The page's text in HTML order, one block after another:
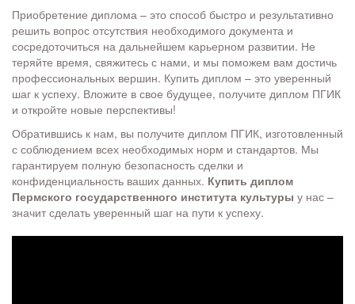
Приобретение диплома – это способ быстро и результативно
решить вопрос отсутствия необходимого документа и
сосредоточиться на дальнейшем карьерном развитии. Не
теряйте время, свяжитесь с нами, и мы поможем вам достичь
профессиональных вершин. Купить диплом – это уверенный
шаг к успеху. Вложите в свое будущее, получите диплом ПГИК
и откройте новые перспективы!
Обратившись к нам, вы получите диплом ПГИК, изготовленный
с соблюдением всех необходимых норм и стандартов. Мы
гарантируем полную безопасность сделки и
конфиденциальность ваших данных. Купить диплом
Пермского государственного института культуры у нас –
значит сделать уверенный шаг на пути к успеху.